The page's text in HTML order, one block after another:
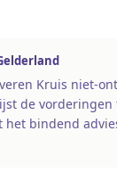
Kruis niet-
de vorderingen
het bindend